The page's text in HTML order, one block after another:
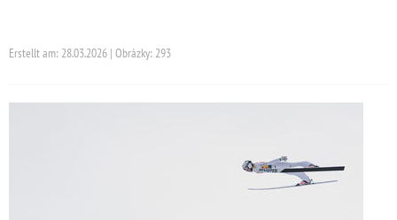
Erstellt am: 28.03.2026 | Obrázky: 293